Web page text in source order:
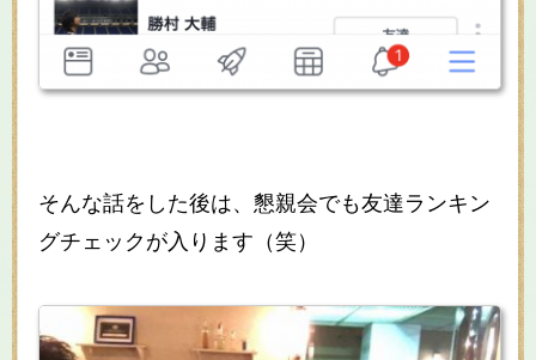
そんな話をした後は、懇親会でも友達ランキン
グチェックが入ります（笑）